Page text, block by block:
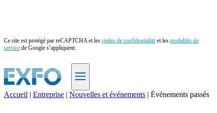
Ce site est protégé par reCAPTCHA et les règles de confidentialité et les modalités de
service de Google s’appliquent.
Accueil | Entreprise | Nouvelles et événements | Événements passés